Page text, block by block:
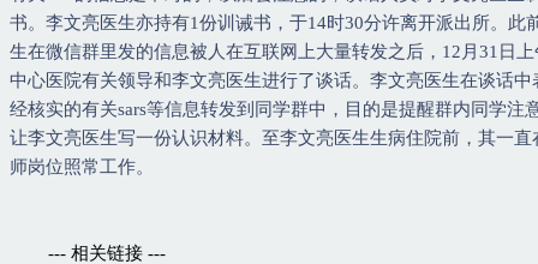
书。李文亮医生亦持有1份训诫书，于14时30分许离开派出所。此
生在微信群里发的信息被人在互联网上大量转发之后，12月31日
中心医院有关领导和李文亮医生进行了谈话。李文亮医生在谈话中
经核实的有关sars等信息转发到同学群中，目的是提醒群内同学注
让李文亮医生写一份认识材料。至李文亮医生生病住院前，其一直
师岗位照常工作。
--- 相关链接 ---